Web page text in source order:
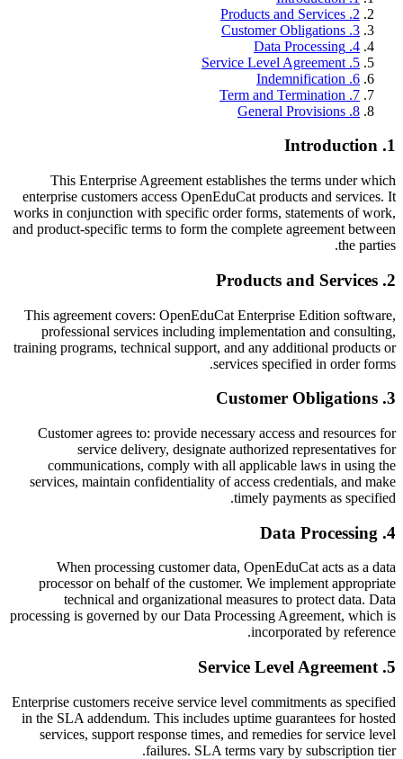
2
.
Products and Services
3
.
Customer Obligations
4
.
Data Processing
5
.
Service Level Agreement
6
.
Indemnification
7
.
Term and Termination
8
.
General Provisions
1
.
Introduction
This Enterprise Agreement establishes the terms under which
enterprise customers access OpenEduCat products and services. It
works in conjunction with specific order forms, statements of work,
and product-specific terms to form the complete agreement between
the parties.
2
.
Products and Services
This agreement covers: OpenEduCat Enterprise Edition software,
professional services including implementation and consulting,
training programs, technical support, and any additional products or
services specified in order forms.
3
.
Customer Obligations
Customer agrees to: provide necessary access and resources for
service delivery, designate authorized representatives for
communications, comply with all applicable laws in using the
services, maintain confidentiality of access credentials, and make
timely payments as specified.
4
.
Data Processing
When processing customer data, OpenEduCat acts as a data
processor on behalf of the customer. We implement appropriate
technical and organizational measures to protect data. Data
processing is governed by our Data Processing Agreement, which is
incorporated by reference.
5
.
Service Level Agreement
Enterprise customers receive service level commitments as specified
in the SLA addendum. This includes uptime guarantees for hosted
services, support response times, and remedies for service level
failures. SLA terms vary by subscription tier.